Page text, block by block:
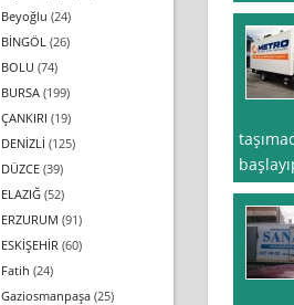
Beyoğlu (24)
BİNGÖL (26)
BOLU (74)
BURSA (199)
ÇANKIRI (19)
DENİZLİ (125)
DÜZCE (39)
ELAZIĞ (52)
ERZURUM (91)
ESKİŞEHİR (60)
Fatih (24)
Gaziosmanpaşa (25)